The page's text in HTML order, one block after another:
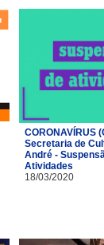
CORONAVÍRUS
Secretaria de
André -
Atividades
18/03/2020